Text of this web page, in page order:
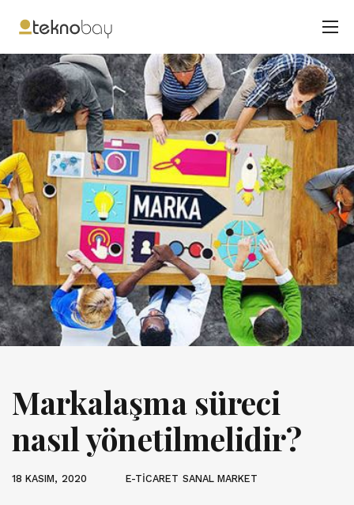
Markalaşma süreci
nasıl yönetilmelidir?
18 KASIM, 2020 E-TİCARET SANAL MARKET